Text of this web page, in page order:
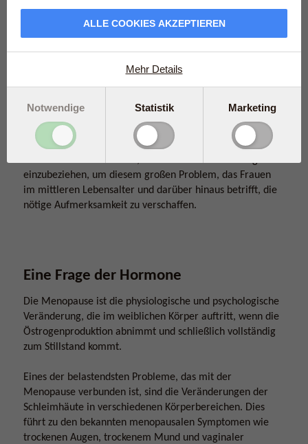
wenig Aufmerksamkeit. Eine aktuelle Online-Umfrage
unter 2.000 deutschen Frauen ergab, dass die Hälfte der
Teilnehmerinnen angibt, dass die Menopause am
Arbeitsplatz ein „Tabuthema“ sei.
Das soll sich nun ändern. Eine Professorin der Hochschule
Technischen Universität Berlin stehen hinter dem „Meno-
Support“-Forschungsprojekt – der ersten
wissenschaftlichen Untersuchung dieser Größenordnung
einzubeziehen, um diesem großen Problem, das Frauen
im mittleren Lebensalter und darüber hinaus betrifft, die
nötige Aufmerksamkeit zu verschaffen.
Eine Frage der Hormone
Die Menopause ist die physiologische und psychologische
Veränderung, die im weiblichen Körper auftritt, wenn die
Östrogenproduktion abnimmt und schließlich vollständig
zum Stillstand kommt.
Eines der belastendsten Probleme, das mit der
Menopause verbunden ist, sind die Veränderungen der
Schleimhäute in verschiedenen Körperbereichen. Dies
führt zu den bekannten menopausalen Symptomen wie
trockenen Augen, trockenem Mund und vaginaler
ALLE COOKIES AKZEPTIEREN
Mehr Details
Notwendige Statistik Marketing